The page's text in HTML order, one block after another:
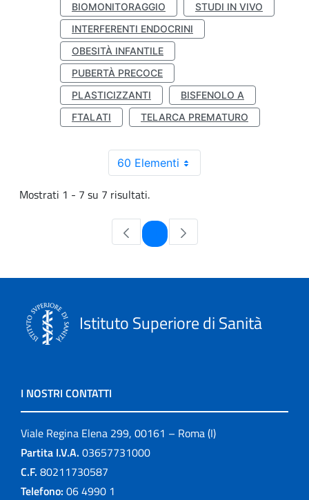
BIOMONITORAGGIO
STUDI IN VIVO
INTERFERENTI ENDOCRINI
OBESITÀ INFANTILE
PUBERTÀ PRECOCE
PLASTICIZZANTI
BISFENOLO A
FTALATI
TELARCA PREMATURO
60 Elementi
Mostrati 1 - 7 su 7 risultati.
Pagina
Istituto Superiore di Sanità
I NOSTRI CONTATTI
Viale Regina Elena 299, 00161 – Roma (I)
Partita I.V.A. 03657731000
C.F. 80211730587
Telefono: 06 4990 1